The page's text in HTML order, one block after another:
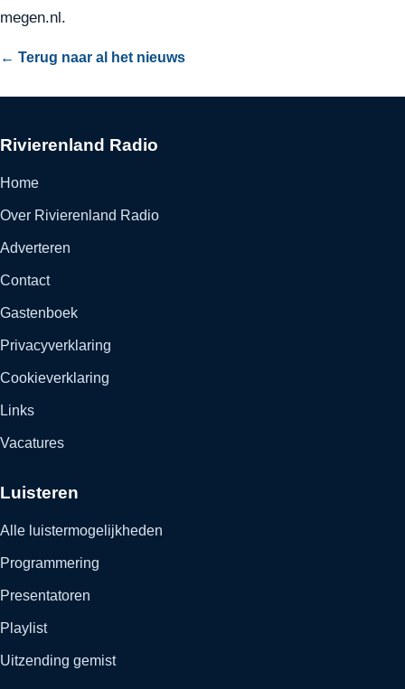
megen.nl.
← Terug naar al het nieuws
Rivierenland Radio
Home
Over Rivierenland Radio
Adverteren
Contact
Gastenboek
Privacyverklaring
Cookieverklaring
Links
Vacatures
Luisteren
Alle luistermogelijkheden
Programmering
Presentatoren
Playlist
Uitzending gemist